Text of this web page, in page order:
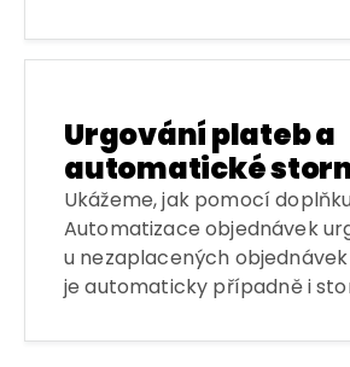
Urgování plateb a
automatické
Ukážeme, jak pomocí
Automatizace objednávek
u nezaplacených
je automaticky případně i